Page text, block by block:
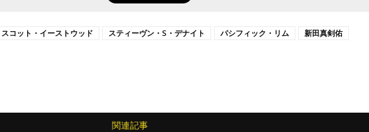
スコット・イーストウッド スティーヴン・S・デナイト パシフィック・リム
新田真剣佑
関連記事